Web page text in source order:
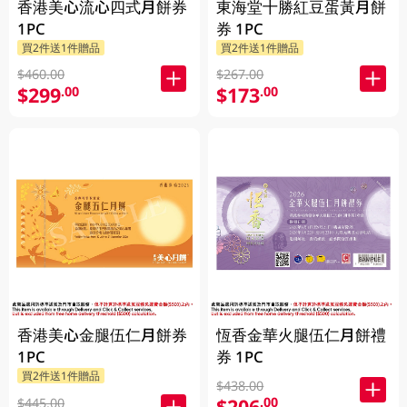
香港美心流心四式月餅券
1PC
買2件送1件贈品
$460.00
$299.00
香港美心金腿伍仁月餅券
1PC
買2件送1件贈品
$445.00
東海堂十勝紅豆蛋黃月餅
券 1PC
買2件送1件贈品
$267.00
$173.00
恆香金華火腿伍仁月餅禮
券 1PC
$438.00
.00